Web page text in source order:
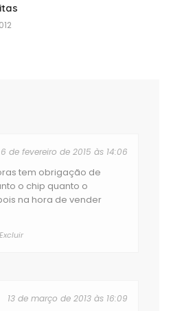
13 de março de 2013 às 16:09
6 de fevereiro de 2015 às 14:06
tem obrigação de
o chip quanto o
na hora de vender
Excluir